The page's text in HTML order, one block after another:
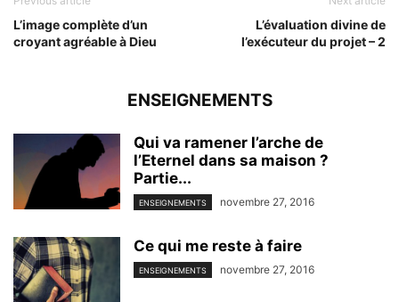
L’image complète d’un
croyant agréable à Dieu
L’évaluation divine de
l’exécuteur du projet – 2
ENSEIGNEMENTS
Qui va ramener l’arche de
l’Eternel dans sa maison ?
Partie...
ENSEIGNEMENTS novembre 27, 2016
Ce qui me reste à faire
ENSEIGNEMENTS novembre 27, 2016